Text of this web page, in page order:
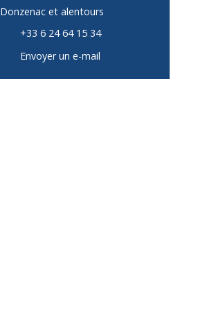
Donzenac et alentours
+33 6 24 64 15 34
Envoyer un e-mail